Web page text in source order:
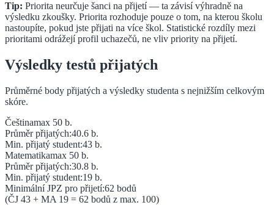
Tip: Priorita neurčuje šanci na přijetí — ta závisí výhradně na
výsledku zkoušky. Priorita rozhoduje pouze o tom, na kterou školu
nastoupíte, pokud jste přijati na více škol. Statistické rozdíly mezi
prioritami odrážejí profil uchazečů, ne vliv priority na přijetí.
Výsledky testů přijatých
Průměrné body přijatých a výsledky studenta s nejnižším celkovým
skóre.
Češtinamax 50 b.
Průměr přijatých:40.6 b.
Min. přijatý student:43 b.
Matematikamax 50 b.
Průměr přijatých:30.8 b.
Min. přijatý student:19 b.
Minimální JPZ pro přijetí:62 bodů
(ČJ 43 + MA 19 = 62 bodů z max. 100)